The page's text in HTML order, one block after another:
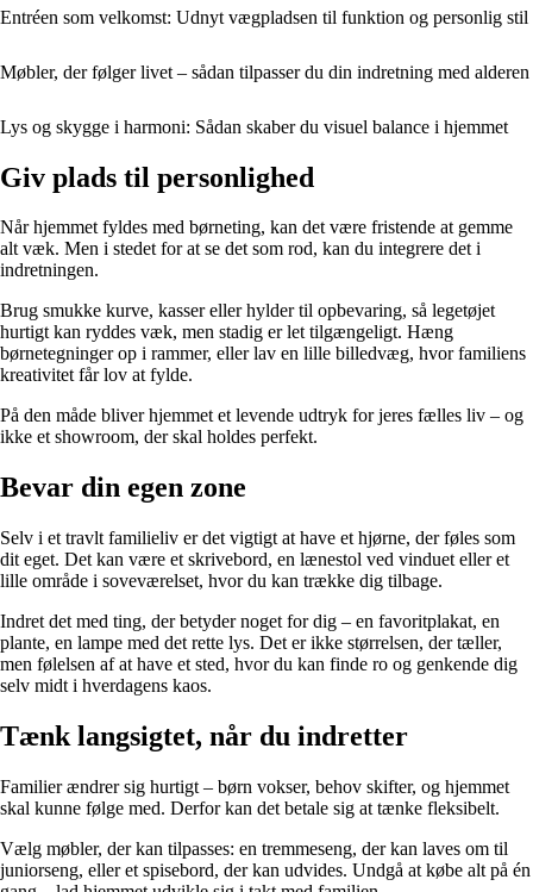
Entréen som velkomst: Udnyt vægpladsen til funktion og personlig stil
Møbler, der følger livet – sådan tilpasser du din indretning med alderen
Lys og skygge i harmoni: Sådan skaber du visuel balance i hjemmet
Giv plads til personlighed
Når hjemmet fyldes med børneting, kan det være fristende at gemme
alt væk. Men i stedet for at se det som rod, kan du integrere det i
indretningen.
Brug smukke kurve, kasser eller hylder til opbevaring, så legetøjet
hurtigt kan ryddes væk, men stadig er let tilgængeligt. Hæng
børnetegninger op i rammer, eller lav en lille billedvæg, hvor familiens
kreativitet får lov at fylde.
På den måde bliver hjemmet et levende udtryk for jeres fælles liv – og
ikke et showroom, der skal holdes perfekt.
Bevar din egen zone
Selv i et travlt familieliv er det vigtigt at have et hjørne, der føles som
dit eget. Det kan være et skrivebord, en lænestol ved vinduet eller et
lille område i soveværelset, hvor du kan trække dig tilbage.
Indret det med ting, der betyder noget for dig – en favoritplakat, en
plante, en lampe med det rette lys. Det er ikke størrelsen, der tæller,
men følelsen af at have et sted, hvor du kan finde ro og genkende dig
selv midt i hverdagens kaos.
Tænk langsigtet, når du indretter
Familier ændrer sig hurtigt – børn vokser, behov skifter, og hjemmet
skal kunne følge med. Derfor kan det betale sig at tænke fleksibelt.
Vælg møbler, der kan tilpasses: en tremmeseng, der kan laves om til
juniorseng, eller et spisebord, der kan udvides. Undgå at købe alt på én